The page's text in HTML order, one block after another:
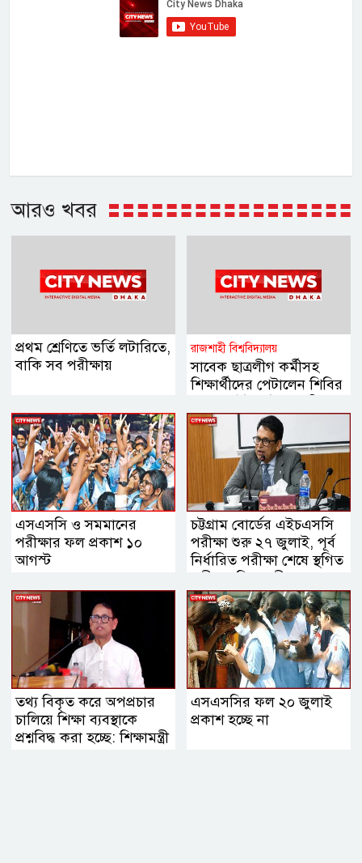
আরও খবর
প্রথম শ্রেণিতে ভর্তি লটারিতে,
বাকি সব পরীক্ষায়
রাজশাহী বিশ্ববিদ্যালয়
সাবেক ছাত্রলীগ কর্মীসহ
শিক্ষার্থীদের পেটালেন শিবির
এসএসসি ও সমমানের
পরীক্ষার ফল প্রকাশ ১০
আগস্ট
চট্টগ্রাম বোর্ডের এইচএসসি
পরীক্ষা শুরু ২৭ জুলাই, পূর্ব
নির্ধারিত পরীক্ষা শেষে স্থগিত
পরীক্ষা: শিক্ষামন্ত্রী
তথ্য বিকৃত করে অপপ্রচার
চালিয়ে শিক্ষা ব্যবস্থাকে
প্রশ্নবিদ্ধ করা হচ্ছে: শিক্ষামন্ত্রী
এসএসসির ফল ২০ জুলাই
প্রকাশ হচ্ছে না